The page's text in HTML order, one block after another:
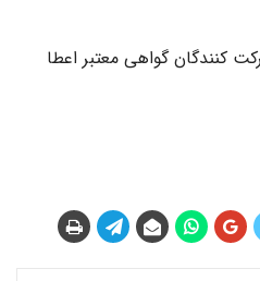
کنندگان گواهی معتبر اعطا